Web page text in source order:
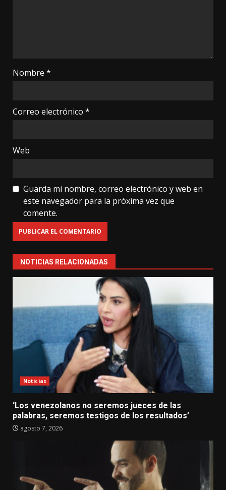
Nombre *
Correo electrónico *
Web
Guarda mi nombre, correo electrónico y web en
este navegador para la próxima vez que
comente.
NOTICIAS RELACIONADAS
Noticias
‘Los venezolanos no seremos jueces de las
palabras, seremos testigos de los resultados’
agosto 7, 2026